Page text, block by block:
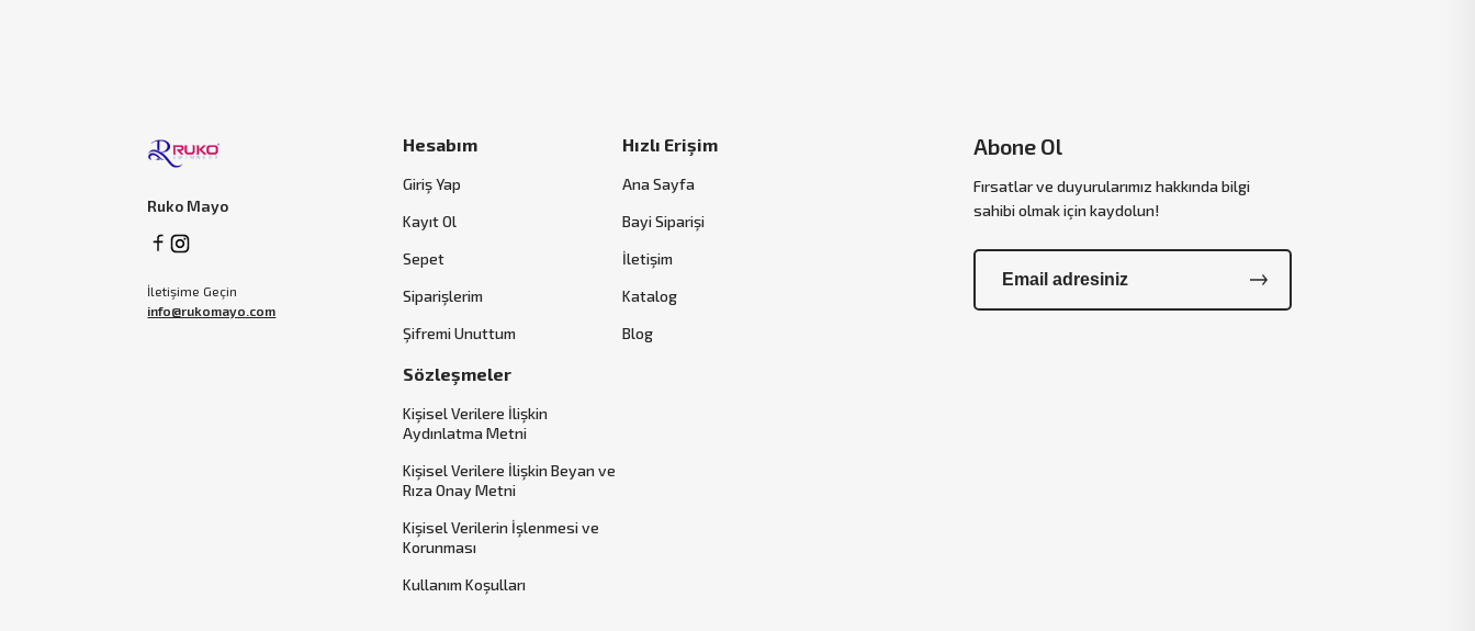
Ruko Mayo
İletişime Geçin
info@rukomayo.com
Hesabım
Giriş Yap
Kayıt Ol
Sepet
Siparişlerim
Şifremi Unuttum
Hızlı Erişim
Ana Sayfa
Bayi Siparişi
İletişim
Katalog
Blog
Sözleşmeler
Kişisel Verilere İlişkin
Aydınlatma Metni
Kişisel Verilere İlişkin Beyan ve
Rıza Onay Metni
Kişisel Verilerin İşlenmesi ve
Korunması
Kullanım Koşulları
Abone Ol
Fırsatlar ve duyurularımız hakkında bilgi
sahibi olmak için kaydolun!